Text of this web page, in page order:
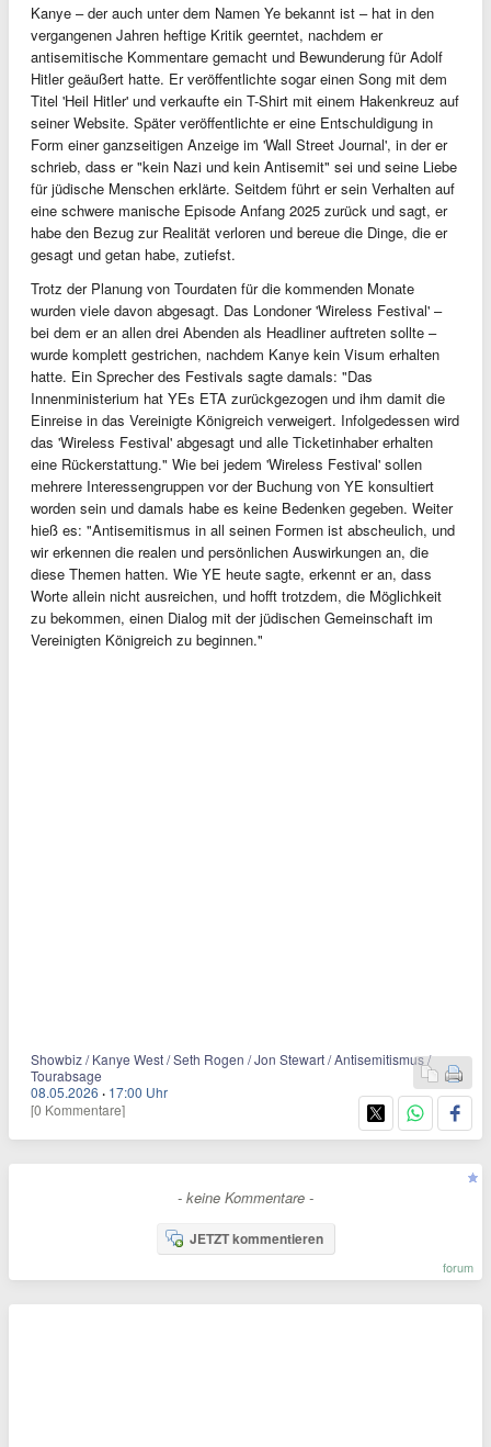
Kanye – der auch unter dem Namen Ye bekannt ist – hat in den
vergangenen Jahren heftige Kritik geerntet, nachdem er
antisemitische Kommentare gemacht und Bewunderung für Adolf
Hitler geäußert hatte. Er veröffentlichte sogar einen Song mit dem
Titel 'Heil Hitler' und verkaufte ein T-Shirt mit einem Hakenkreuz auf
seiner Website. Später veröffentlichte er eine Entschuldigung in
Form einer ganzseitigen Anzeige im 'Wall Street Journal', in der er
schrieb, dass er "kein Nazi und kein Antisemit" sei und seine Liebe
für jüdische Menschen erklärte. Seitdem führt er sein Verhalten auf
eine schwere manische Episode Anfang 2025 zurück und sagt, er
habe den Bezug zur Realität verloren und bereue die Dinge, die er
gesagt und getan habe, zutiefst.
Trotz der Planung von Tourdaten für die kommenden Monate
wurden viele davon abgesagt. Das Londoner 'Wireless Festival' –
bei dem er an allen drei Abenden als Headliner auftreten sollte –
wurde komplett gestrichen, nachdem Kanye kein Visum erhalten
hatte. Ein Sprecher des Festivals sagte damals: "Das
Innenministerium hat YEs ETA zurückgezogen und ihm damit die
Einreise in das Vereinigte Königreich verweigert. Infolgedessen wird
das 'Wireless Festival' abgesagt und alle Ticketinhaber erhalten
eine Rückerstattung." Wie bei jedem 'Wireless Festival' sollen
mehrere Interessengruppen vor der Buchung von YE konsultiert
worden sein und damals habe es keine Bedenken gegeben. Weiter
hieß es: "Antisemitismus in all seinen Formen ist abscheulich, und
wir erkennen die realen und persönlichen Auswirkungen an, die
diese Themen hatten. Wie YE heute sagte, erkennt er an, dass
Worte allein nicht ausreichen, und hofft trotzdem, die Möglichkeit
zu bekommen, einen Dialog mit der jüdischen Gemeinschaft im
Vereinigten Königreich zu beginnen."
Showbiz / Kanye West / Seth Rogen / Jon Stewart / Antisemitismus /
Tourabsage
08.05.2026 · 17:00 Uhr
[0 Kommentare]
- keine Kommentare -
JETZT kommentieren
forum